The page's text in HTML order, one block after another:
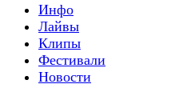
Инфо
Лайвы
Клипы
Фестивали
Новости